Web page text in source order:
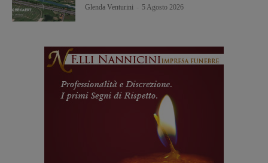
Glenda Venturini 5 Agosto 2026